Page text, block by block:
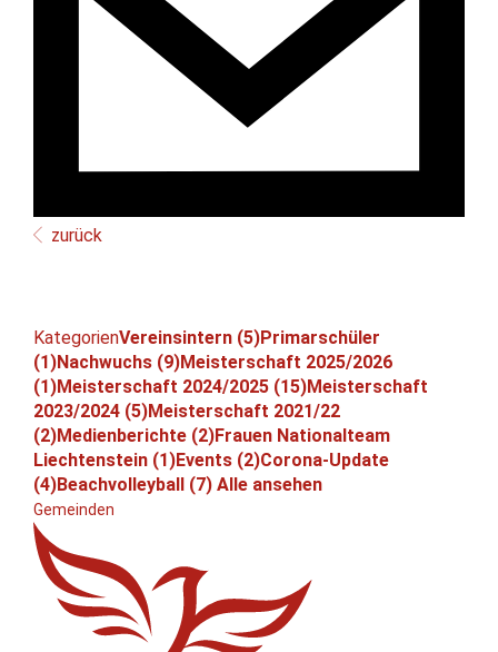
zurück
KategorienVereinsintern (5)Primarschüler
(1)Nachwuchs (9)Meisterschaft 2025/2026
(1)Meisterschaft 2024/2025 (15)Meisterschaft
2023/2024 (5)Meisterschaft 2021/22
(2)Medienberichte (2)Frauen Nationalteam
Liechtenstein (1)Events (2)Corona-Update
(4)Beachvolleyball (7) Alle ansehen
Gemeinden